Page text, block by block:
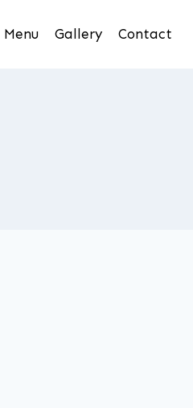
Menu Gallery Contact